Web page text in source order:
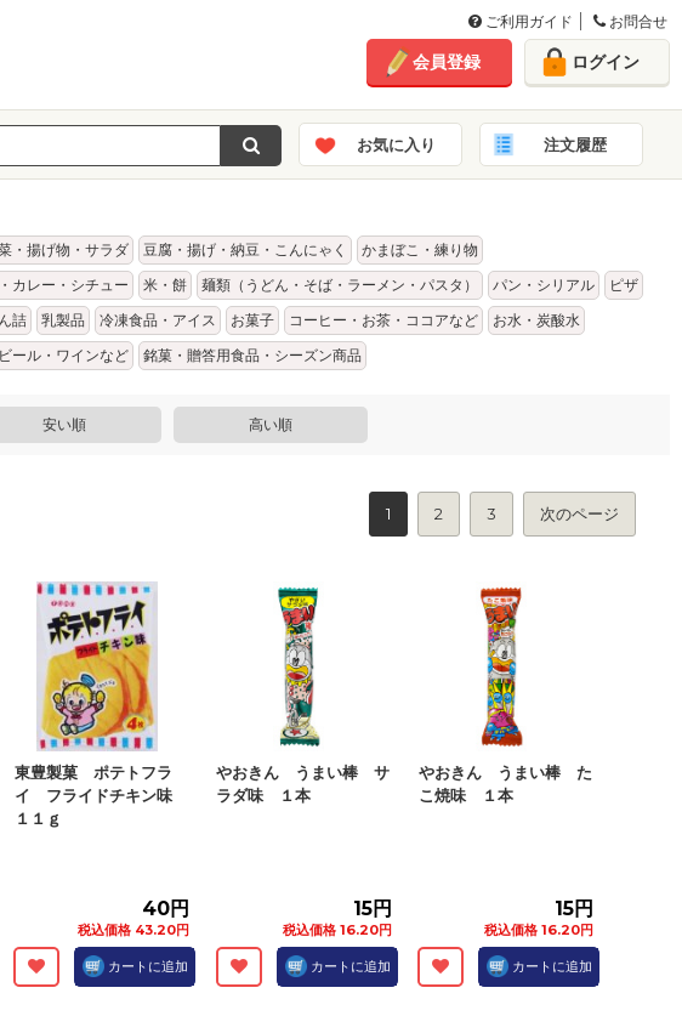
ご利用ガイド お問合せ
会員登録 ログイン
お気に入り 注文履歴
・揚げ物・サラダ 豆腐・揚げ・納豆・こんにゃく
かまぼこ・練り物
カレー・シチュー 米・餅 麺類（うどん・そば・ラーメン・パスタ） パン・シリアル
ピザ
詰 乳製品 冷凍食品・アイス お菓子 コーヒー・お茶・ココアなど
お水・炭酸水
ール・ワインなど 銘菓・贈答用食品・シーズン商品
安い順 高い順
1 2 3 次のページ
東豊製菓 ポテトフラ
イ フライドチキン味
１１ｇ
40円
税込価格 43.20円
カートに追加
やおきん うまい棒 サ
ラダ味 １本
15円
税込価格 16.20円
カートに追加
やおきん うまい棒 た
こ焼味 １本
15円
税込価格 16.20円
カートに追加